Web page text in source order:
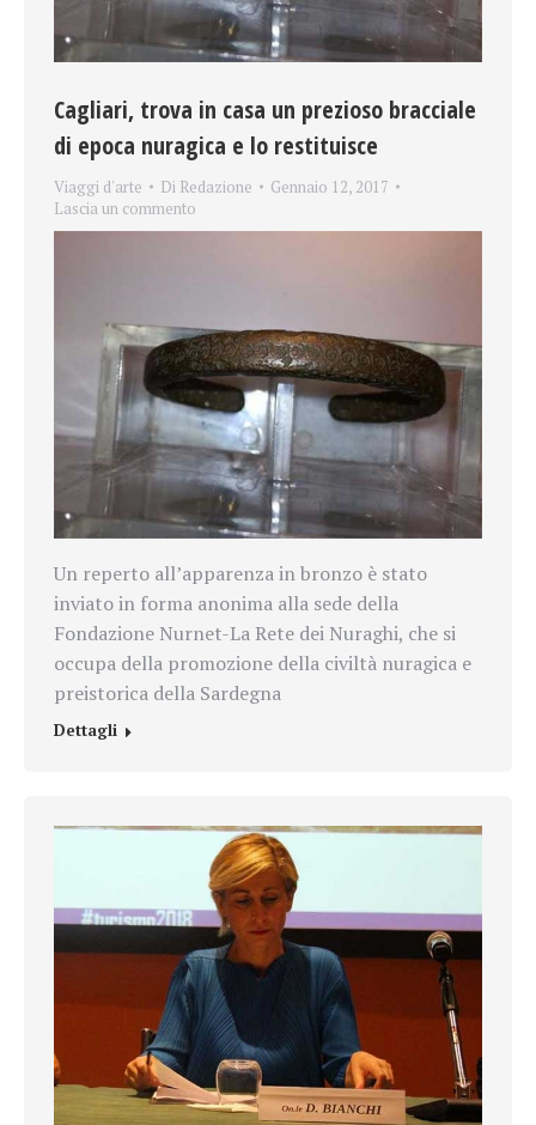
Cagliari, trova in casa un prezioso bracciale
di epoca nuragica e lo restituisce
Viaggi d'arte Di Redazione
Gennaio 12, 2017
Lascia un commento
Un reperto all’apparenza in bronzo è stato
inviato in forma anonima alla sede della
Fondazione Nurnet-La Rete dei Nuraghi, che si
occupa della promozione della civiltà nuragica e
preistorica della Sardegna
Dettagli